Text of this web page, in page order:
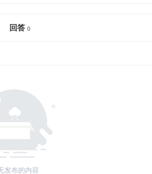
回答
发布的内容